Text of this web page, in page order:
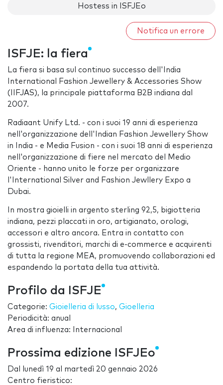
Hostess in ISFJEo
Notifica un errore
ISFJE: la fiera
La fiera si basa sul continuo successo dell'India
International Fashion Jewellery & Accessories Show
(IIFJAS), la principale piattaforma B2B indiana dal
2007.
Radiaant Unify Ltd. - con i suoi 19 anni di esperienza
nell'organizzazione dell'Indian Fashion Jewellery Show
in India - e Media Fusion - con i suoi 18 anni di esperienza
nell'organizzazione di fiere nel mercato del Medio
Oriente - hanno unito le forze per organizzare
l'International Silver and Fashion Jewllery Expo a
Dubai.
In mostra gioielli in argento sterling 92,5, bigiotteria
indiana, pezzi placcati in oro, artigianato, orologi,
accessori e altro ancora. Entra in contatto con
grossisti, rivenditori, marchi di e-commerce e acquirenti
di tutta la regione MEA, promuovendo collaborazioni ed
espandendo la portata della tua attività.
Profilo da ISFJE
Categorie: Gioielleria di lusso, Gioelleria
Periodicità: anual
Area di influenza: Internacional
Prossima edizione ISFJEo
Dal lunedì 19 al martedì 20 gennaio 2026
Centro fieristico: